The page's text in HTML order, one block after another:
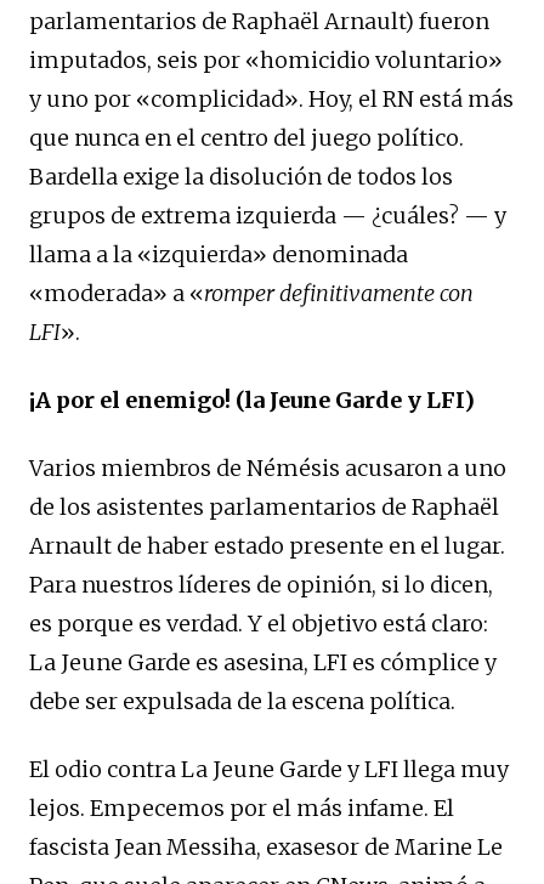
parlamentarios de Raphaël Arnault) fueron
imputados, seis por «homicidio voluntario»
y uno por «complicidad». Hoy, el RN está más
que nunca en el centro del juego político.
Bardella exige la disolución de todos los
grupos de extrema izquierda — ¿cuáles? — y
llama a la «izquierda» denominada
«moderada» a «romper definitivamente con
LFI».
¡A por el enemigo! (la Jeune Garde y LFI)
Varios miembros de Némésis acusaron a uno
de los asistentes parlamentarios de Raphaël
Arnault de haber estado presente en el lugar.
Para nuestros líderes de opinión, si lo dicen,
es porque es verdad. Y el objetivo está claro:
La Jeune Garde es asesina, LFI es cómplice y
debe ser expulsada de la escena política.
El odio contra La Jeune Garde y LFI llega muy
lejos. Empecemos por el más infame. El
fascista Jean Messiha, exasesor de Marine Le